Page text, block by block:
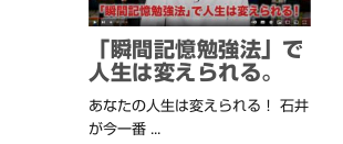
「瞬間記憶勉強法」で
人生は変えられる。
あなたの人生は変えられる！ 石井
が今一番 ...